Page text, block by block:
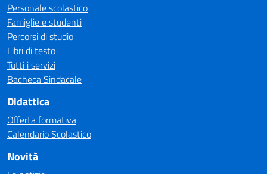
Personale scolastico
Famiglie e studenti
Percorsi di studio
Libri di testo
Tutti i servizi
Bacheca Sindacale
Didattica
Offerta formativa
Calendario Scolastico
Novità